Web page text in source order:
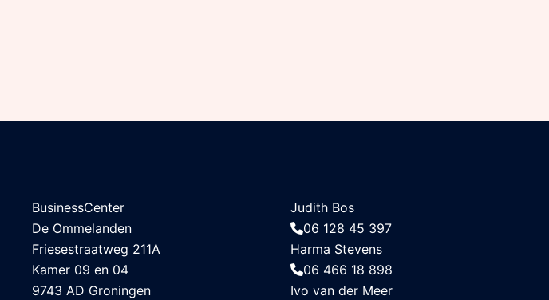
BusinessCenter
De Ommelanden
Friesestraatweg 211A
Kamer 09 en 04
9743 AD Groningen
Judith Bos
06 128 45 397
Harma Stevens
06 466 18 898
Ivo van der Meer